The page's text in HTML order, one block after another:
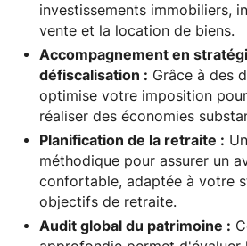
investissements immobiliers,
vente et la location de biens.
Accompagnement en
défiscalisation : Grâce à des
optimise votre imposition
réaliser des économies
Planification de la retraite :
méthodique pour assurer un
confortable, adaptée à votre
objectifs de retraite.
Audit global du patrimoine :